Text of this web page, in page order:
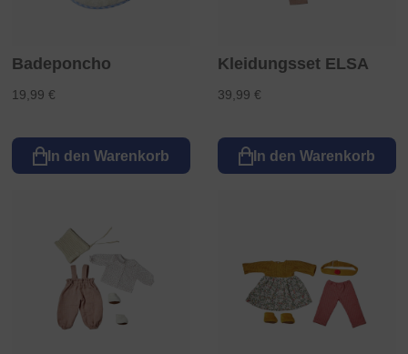
Badeponcho
19,99 €
In den Warenkorb
Kleidungsset ELSA
39,99 €
In den Warenkorb